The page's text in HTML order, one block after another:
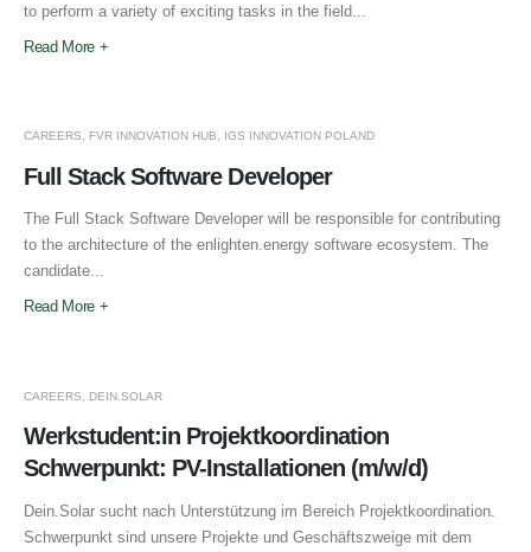
to perform a variety of exciting tasks in the field...
Read More +
Full Stack Software Developer
CAREERS, FVR INNOVATION HUB, IGS INNOVATION POLAND
The Full Stack Software Developer will be responsible for contributing
to the architecture of the enlighten.energy software ecosystem. The
candidate...
Read More +
Werkstudent:in Projektkoordination
Schwerpunkt: PV-Installationen (m/w/d)
CAREERS DEIN.SOLAR
Dein.Solar sucht nach Unterstützung im Bereich Projektkoordination.
Schwerpunkt sind unsere Projekte und Geschäftszweige mit dem